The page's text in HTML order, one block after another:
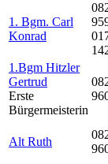
1. Bgm. Carl
Konrad
1.Bgm Hitzler
Gertrud
Erste
Bürgermeisterin
Alt Ruth